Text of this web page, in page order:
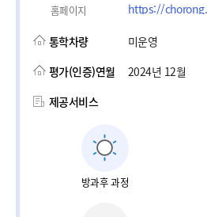
홈페이지
통학차량
미운영
평가(인증)연월
2024년 12월
제공서비스
방과후 과정